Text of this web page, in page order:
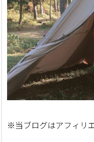
※当ブログはアフィリ